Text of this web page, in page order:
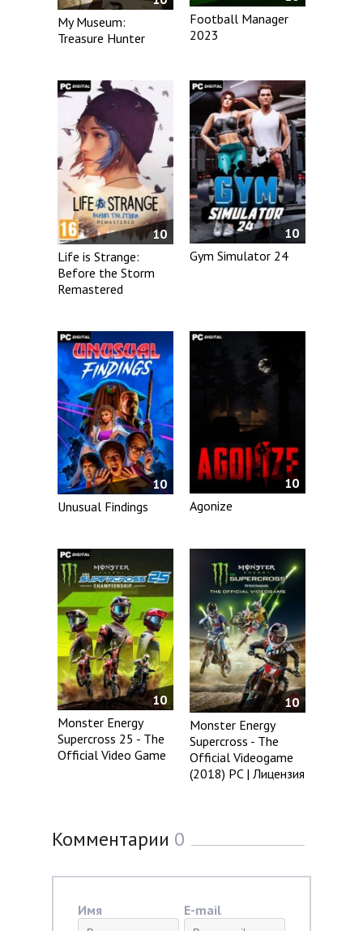
My Museum:
Treasure Hunter
Football Manager
2023
10
Life is Strange:
Before the Storm
Remastered
10
Gym Simulator 24
10
Unusual Findings
10
Agonize
10
Monster Energy
Supercross 25 - The
Official Video Game
10
Monster Energy
Supercross - The
Official Videogame
(2018) PC | Лицензия
Комментарии 0
Имя E-mail